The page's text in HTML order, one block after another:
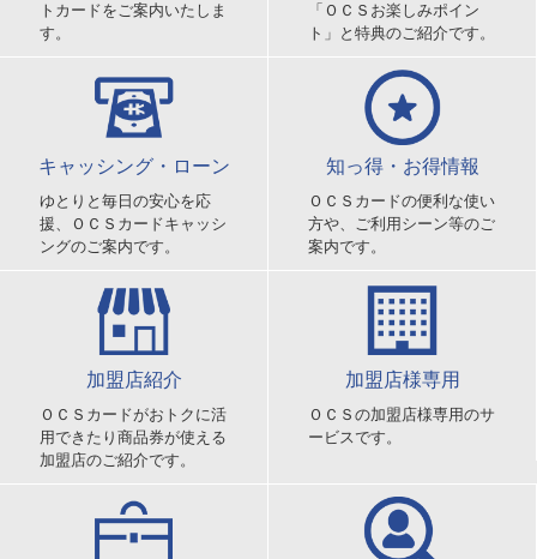
トカードをご案内いたしま
す。
「ＯＣＳお楽しみポイン
ト」と特典のご紹介です。
キャッシング・ローン
ゆとりと毎日の安心を応
援、ＯＣＳカードキャッシ
ングのご案内です。
知っ得・お得情報
ＯＣＳカードの便利な使い
方や、ご利用シーン等のご
案内です。
加盟店紹介
ＯＣＳカードがおトクに活
用できたり商品券が使える
加盟店のご紹介です。
加盟店様専用
ＯＣＳの加盟店様専用のサ
ービスです。